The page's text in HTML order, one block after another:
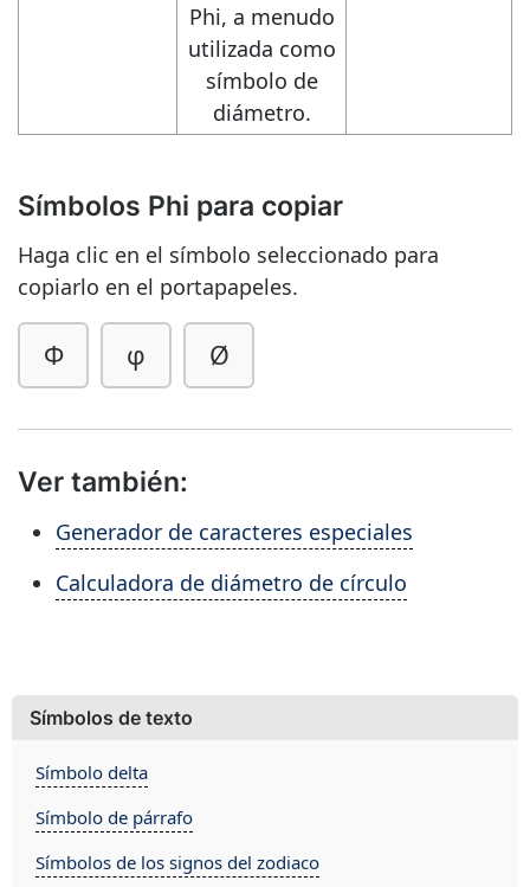
Phi, a menudo
utilizada como
símbolo de
diámetro.
Símbolos Phi para copiar
Haga clic en el símbolo seleccionado para
copiarlo en el portapapeles.
Φ φ Ø
Ver también:
Generador de caracteres especiales
Calculadora de diámetro de círculo
Símbolos de texto
Símbolo delta
Símbolo de párrafo
Símbolos de los signos del zodiaco